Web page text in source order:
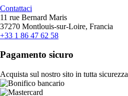
Contattaci
11 rue Bernard Maris
37270 Montlouis-sur-Loire, Francia
+33 1 86 47 62 58
Pagamento sicuro
Acquista sul nostro sito in tutta sicurezza